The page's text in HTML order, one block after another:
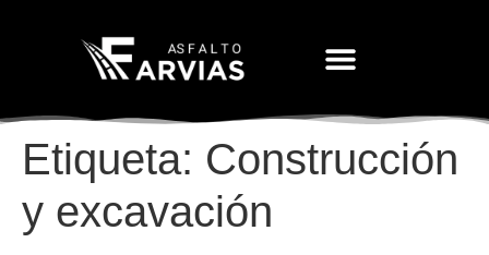
Etiqueta: Construcción
y excavación